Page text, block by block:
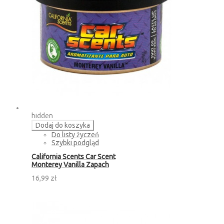
hidden
Dodaj do koszyka
Do listy życzeń
Szybki podgląd
California Scents Car Scent
Monterey Vanilla Zapach
16,99 zł